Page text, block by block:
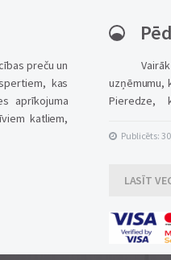
preču un
kas
aprīkojuma
katliem,
uzņēmumu,
Pieredze,
inovatīvu
Publicēts:
LASĪT